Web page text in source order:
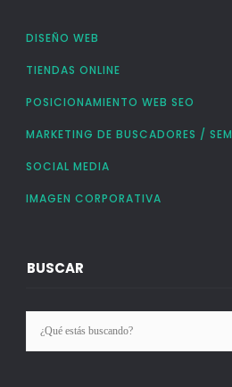
DISEÑO WEB
TIENDAS ONLINE
POSICIONAMIENTO WEB SEO
MARKETING DE BUSCADORES / SEM
SOCIAL MEDIA
IMAGEN CORPORATIVA
BUSCAR